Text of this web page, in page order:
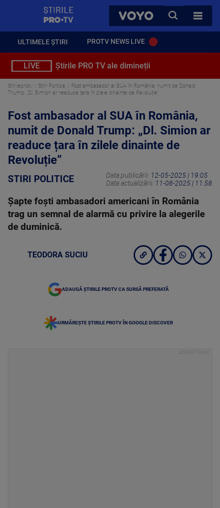
VOYO
CAUTA
TOATE
ULTIMELE ȘTIRI PROTV NEWS LIVE
LIVE Știrile PRO TV ale dimineții
Stirileprotv Stiri Politice
Fost ambasador al SUA în România, numit de Donald
Trump: „Dl. Simion ar readuce țara în zilele dinainte de Revoluție”
Fost ambasador al SUA în România,
numit de Donald Trump: „Dl. Simion ar
readuce țara în zilele dinainte de
Revoluție”
STIRI POLITICE Data publicării: 12-05-2025 | 19:05
Data actualizării: 11-08-2025 | 11:58
Șapte foști ambasadori americani în România
trag un semnal de alarmă cu privire la alegerile
de duminică.
TEODORA SUCIU
ADAUGĂ ȘTIRILE PROTV CA SURSĂ PREFERATĂ
URMĂREȘTE ȘTIRILE PROTV ÎN GOOGLE DISCOVER